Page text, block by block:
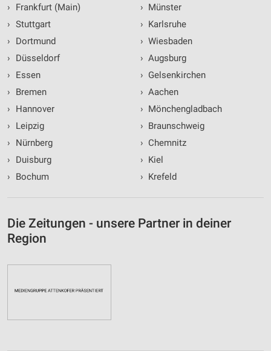
›
Frankfurt (Main)
› Stuttgart
›
Dortmund
›
Düsseldorf
›
Essen
›
Bremen
›
Hannover
›
Leipzig
›
Nürnberg
›
Duisburg
›
Bochum
› Münster
› Karlsruhe
› Wiesbaden
› Augsburg
› Gelsenkirchen
› Aachen
› Mönchengladbach
› Braunschweig
› Chemnitz
› Kiel
› Krefeld
Die Zeitungen - unsere Partner in deiner
Region